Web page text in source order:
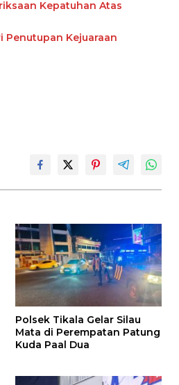
Kepatuhan Atas
Penutupan Kejuaraan
Polsek Tikala Gelar Silau
Mata di Perempatan Patung
Kuda Paal Dua